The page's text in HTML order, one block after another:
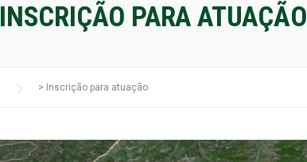
INSCRIÇÃO PARA ATUAÇÃO
> Inscrição para atuação